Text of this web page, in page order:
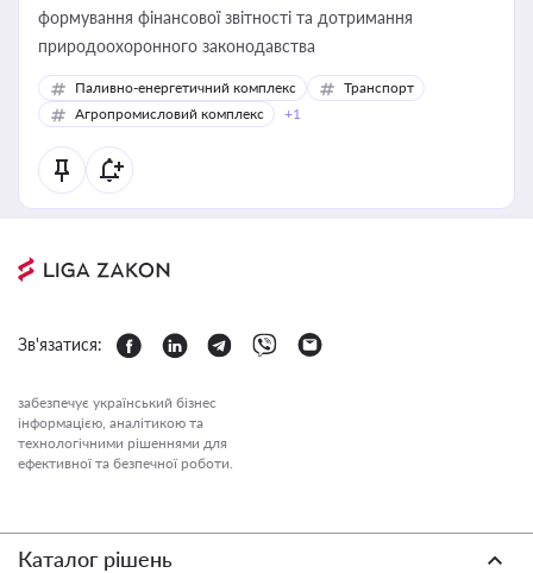
формування фінансової звітності та дотримання
природоохоронного законодавства
Паливно-енергетичний комплекс
Транспорт
Агропромисловий комплекс
+1
Зв'язатися:
забезпечує український бізнес
інформацією, аналітикою та
технологічними рішеннями для
ефективної та безпечної роботи.
Каталог рішень